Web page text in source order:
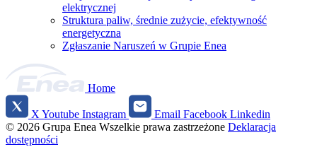
elektrycznej
Struktura paliw, średnie zużycie, efektywność
energetyczna
Zgłaszanie Naruszeń w Grupie Enea
Home
Social
media
X Youtube Instagram Email Facebook Linkedin
© 2026 Grupa Enea Wszelkie prawa zastrzeżone Deklaracja
dostępności